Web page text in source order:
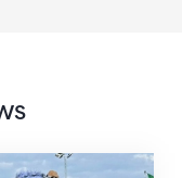
Vertreter*innen